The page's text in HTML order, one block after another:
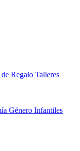
Regalo Talleres
Género Infantiles